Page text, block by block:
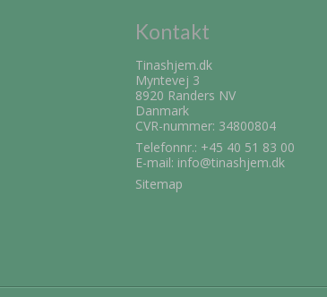
Kontakt
Tinashjem.dk
Myntevej 3
8920 Randers NV
Danmark
CVR-nummer: 34800804
Telefonnr.: +45 40 51 83 00
E-mail: info@tinashjem.dk
Sitemap